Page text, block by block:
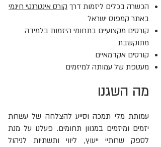
הכשרה בכלים ליזמות דרך קורס אינטרנטי חינמי
באתר קמפוס ישראל
קורסים מקצועיים בתחומי היזמות בלמידה
מתוקשבת
קורסים אקדמאיים
מעטפת של עמותה למיזמים
מה השגנו
עמותת מלי תמכה וסייע להצלחה של עשרות
יזמים ומיזמים במגוון תחומים. פעלנו על מנת
לספק שרותיי ייעוץ, ליווי ותשתיות לניהול